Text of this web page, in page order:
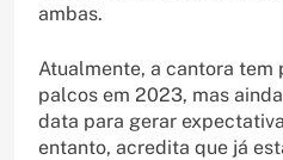
ambas.
Atualmente, a cantora tem
palcos em 2023, mas
data para gerar
entanto, acredita que já